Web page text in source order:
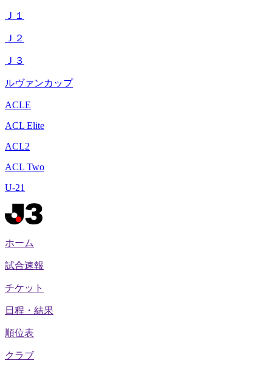
Ｊ１
Ｊ２
Ｊ３
ルヴァンカップ
ACLE
ACL Elite
ACL2
ACL Two
U-21
ホーム
試合速報
チケット
日程・結果
順位表
クラブ